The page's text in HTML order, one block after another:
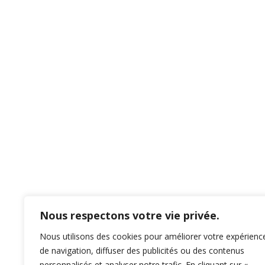
Nous respectons votre vie privée.
Nous utilisons des cookies pour améliorer votre
de navigation, diffuser des publicités ou des contenus